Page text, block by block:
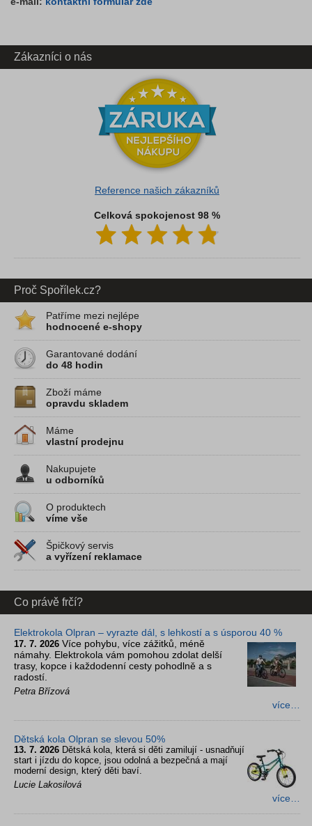
Zákazníci o nás
Reference našich zákazníků
Celková spokojenost 98 %
Proč Spořílek.cz?
Patříme mezi nejlépe
hodnocené e-shopy
Garantované dodání
do 48 hodin
Zboží máme
opravdu skladem
Máme
vlastní prodejnu
Nakupujete
u odborníků
O produktech
víme vše
Špičkový servis
a vyřízení reklamace
Co právě frčí?
Elektrokola Olpran – vyrazte dál, s lehkostí a s úsporou 40 %
17. 7. 2026 Více pohybu, více zážitků, méně
námahy. Elektrokola vám pomohou zdolat delší
trasy, kopce i každodenní cesty pohodlně a s
radostí.
Petra Břízová
více…
Dětská kola Olpran se slevou 50%
13. 7. 2026 Dětská kola, která si děti zamilují - usnadňují
start i jízdu do kopce, jsou odolná a bezpečná a mají
moderní design, který děti baví.
Lucie Lakosilová
více…